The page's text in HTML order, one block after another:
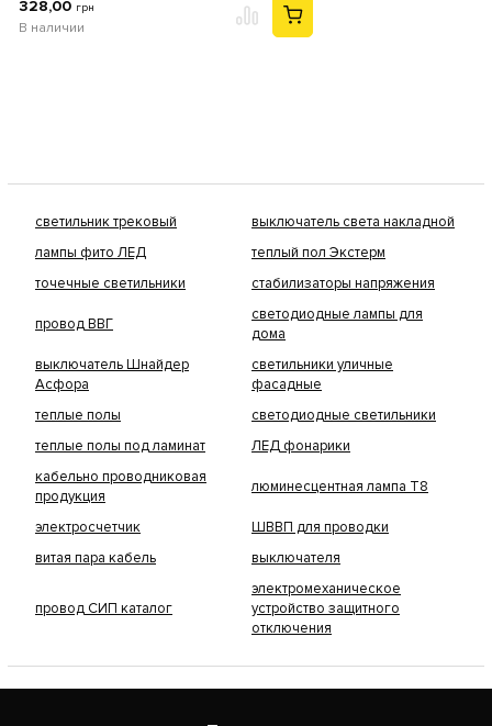
328,00 грн
В наличии
светильник трековый
выключатель света накладной
лампы фито ЛЕД
теплый пол Экстерм
точечные светильники
стабилизаторы напряжения
провод ВВГ
светодиодные лампы для
дома
выключатель Шнайдер
Асфора
светильники уличные
фасадные
теплые полы
светодиодные светильники
теплые полы под ламинат
ЛЕД фонарики
кабельно проводниковая
продукция
люминесцентная лампа Т8
электросчетчик
ШВВП для проводки
витая пара кабель
выключателя
провод СИП каталог
электромеханическое
устройство защитного
отключения